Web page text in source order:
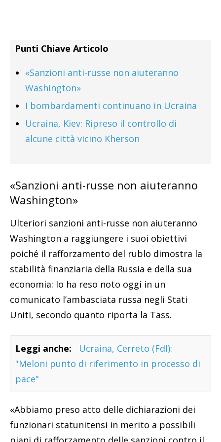
Punti Chiave Articolo
«Sanzioni anti-russe non aiuteranno
Washington»
I bombardamenti continuano in Ucraina
Ucraina, Kiev: Ripreso il controllo di
alcune città vicino Kherson
«Sanzioni anti-russe non aiuteranno
Washington»
Ulteriori sanzioni anti-russe non aiuteranno
Washington a raggiungere i suoi obiettivi
poiché il rafforzamento del rublo dimostra la
stabilità finanziaria della Russia e della sua
economia: lo ha reso noto oggi in un
comunicato l’ambasciata russa negli Stati
Uniti, secondo quanto riporta la Tass.
Leggi anche:
Ucraina, Cerreto (FdI):
"Meloni punto di riferimento in processo di
pace"
«Abbiamo preso atto delle dichiarazioni dei
funzionari statunitensi in merito a possibili